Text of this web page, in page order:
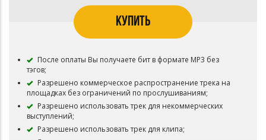
КУПИТЬ
После оплаты Вы получаете бит в формате MP3 без
тэгов;
Разрешено коммерческое распространение трека на
площадках без ограничений по прослушиваниям;
Разрешено использовать трек для некоммерческих
выступлений;
Разрешено использовать трек для клипа;